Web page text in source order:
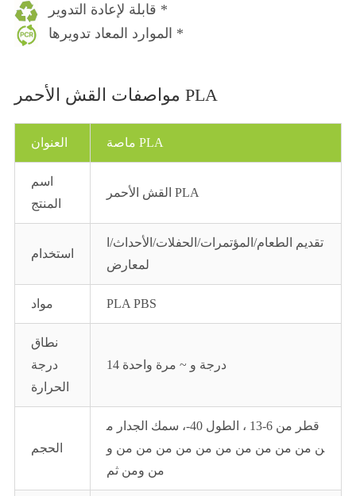
قابلة لإعادة التدوير *
الموارد المعاد تدويرها *
مواصفات القش الأحمر PLA
العنوان ماصة PLA
اسم
المنتج
القش الأحمر PLA
استخدام
تقديم الطعام/المؤتمرات/الحفلات/الأحداث/ا
لمعارض
مواد PLA PBS
نطاق
درجة
الحرارة
14 درجة و ~ مرة واحدة
الحجم
قطر من 6-13 ، الطول 40-، سمك الجدار م
ن من من من من من من من من من من و
من ومن ثم